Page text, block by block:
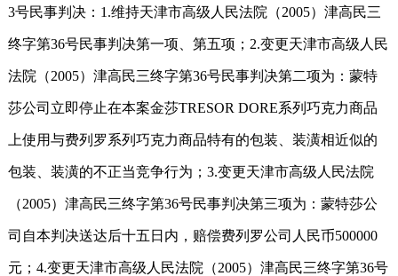
3号民事判决： 1.维持天津市高级人民法院（2005）津高民三
终字第36号民事判决第一项、第五项； 2.变更天津市高级人民
法院（2005）津高民三终字第36号民事判决第二项为：蒙特
莎公司立即停止在本案金莎TRESOR DORE系列巧克力商品
上使用与费列罗系列巧克力商品特有的包装、装潢相近似的
包装、装潢的不正当竞争行为； 3.变更天津市高级人民法院
（2005）津高民三终字第36号民事判决第三项为：蒙特莎公
司自本判决送达后十五日内，赔偿费列罗公司人民币500000
元； 4.变更天津市高级人民法院（2005）津高民三终字第36号